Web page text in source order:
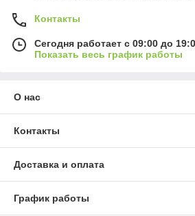
Контакты
Сегодня работает с 09:00 до
Показать весь график работы
О нас
Контакты
Доставка и оплата
График работы